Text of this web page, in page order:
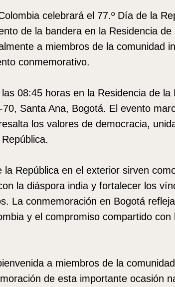
celebrará el 77.º Día de la
de la bandera en la Residencia de
a miembros de la comunidad
conmemorativo.
08:45 horas en la Residencia de la
Santa Ana, Bogotá. El evento
los valores de democracia,
la República en el exterior sirven
la diáspora india y fortalecer los
La conmemoración en Bogotá
y el compromiso compartido con
a miembros de la
de esta importante ocasión